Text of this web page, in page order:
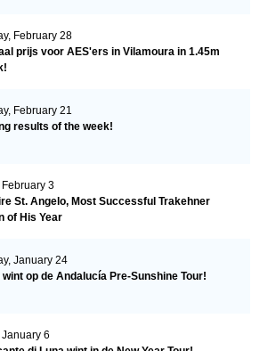
February 28
prijs voor AES'ers in Vilamoura in 1.45m
February 21
results of the week!
February 3
St. Angelo, Most Successful Trakehner
of His Year
January 24
op de Andalucía Pre-Sunshine Tour!
January 6